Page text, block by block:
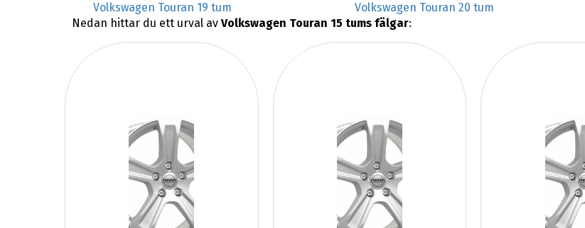
Volkswagen Touran 19 tum
Volkswagen Touran 20 tum
Nedan hittar du ett urval av Volkswagen Touran 15 tums fälgar: